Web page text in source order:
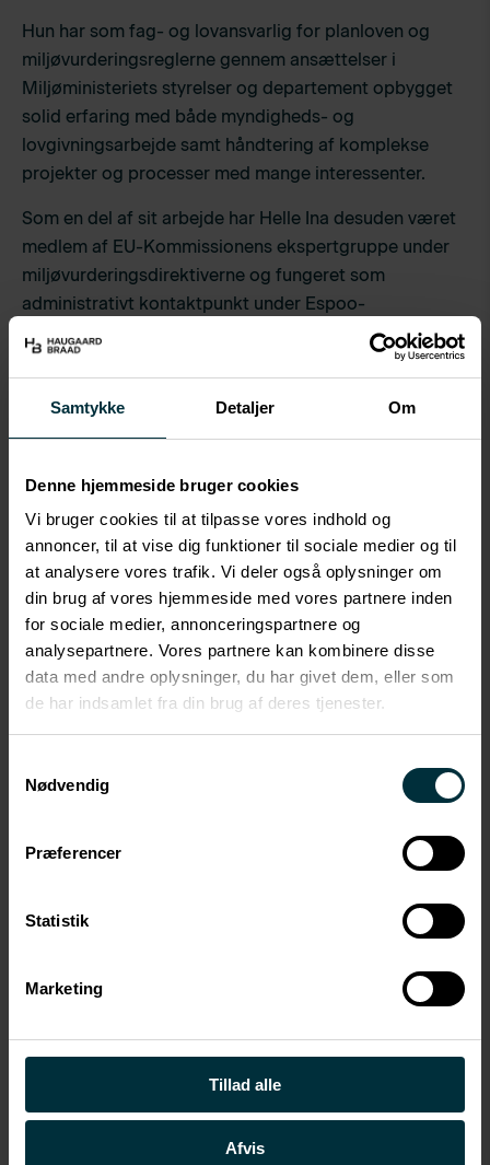
Samtykke Detaljer Om
Denne hjemmeside bruger cookies
Vi bruger cookies til at tilpasse vores indhold og
annoncer, til at vise dig funktioner til sociale medier og til
at analysere vores trafik. Vi deler også oplysninger om
din brug af vores hjemmeside med vores partnere inden
for sociale medier, annonceringspartnere og
analysepartnere. Vores partnere kan kombinere disse
data med andre oplysninger, du har givet dem, eller som
de har indsamlet fra din brug af deres tjenester.
Nødvendig
Præferencer
Statistik
Marketing
Tillad alle
Afvis
Hun har som fag- og lovansvarlig for planloven og
miljøvurderingsreglerne gennem ansættelser i
Miljøministeriets styrelser og departement opbygget
solid erfaring med både myndigheds- og
lovgivningsarbejde samt håndtering af komplekse
projekter og processer med mange interessenter.
Som en del af sit arbejde har Helle Ina desuden været
medlem af EU-Kommissionens ekspertgruppe under
miljøvurderingsdirektiverne og fungeret som
administrativt kontaktpunkt under Espoo-
konventionen.
Siden 2022 har hun bistået HaugaardBraads klienter
med juridisk rådgivning i store infrastrukturprojekter
for statslige og kommunale myndigheder samt private
miljøvurderingsprocesser med fokus på SMV-, VVM-,
habitat- og vandrammedirektiverne samt klagesager
inden for EU-retten og Espoo-konventionen.
Environment Comparative Guide 2026